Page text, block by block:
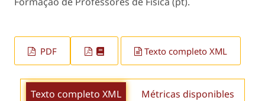
PDF Texto completo XML
Texto completo XML Métricas disponibles